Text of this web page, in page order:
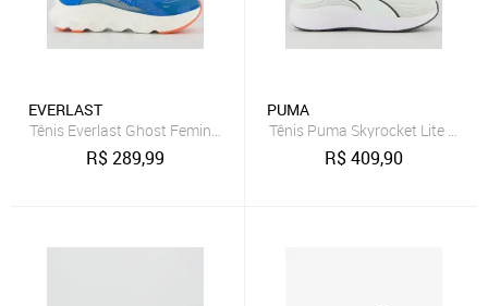
EVERLAST
Tênis Everlast Ghost Feminino Azul
R$289,99
PUMA
Tênis Puma Skyrocket Lite 2
R$409,90